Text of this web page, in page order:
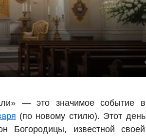
— это значимое событие в
(по новому стилю). Этот день
Богородицы, известной своей